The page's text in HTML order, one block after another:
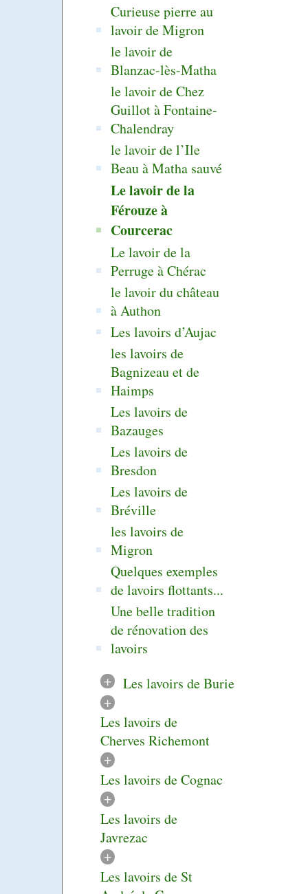
Curieuse pierre au
lavoir de Migron
le lavoir de
Blanzac-lès-Matha
le lavoir de Chez
Guillot à Fontaine-
Chalendray
le lavoir de l’Ile
Beau à Matha sauvé
Le lavoir de la
Férouze à
Courcerac
Le lavoir de la
Perruge à Chérac
le lavoir du château
à Authon
Les lavoirs d’Aujac
les lavoirs de
Bagnizeau et de
Haimps
Les lavoirs de
Bazauges
Les lavoirs de
Bresdon
Les lavoirs de
Bréville
les lavoirs de
Migron
Quelques exemples
de lavoirs flottants...
Une belle tradition
de rénovation des
lavoirs
+
Les lavoirs de Burie
+
Les lavoirs de
Cherves Richemont
+
Les lavoirs de Cognac
+
Les lavoirs de
Javrezac
+
Les lavoirs de St